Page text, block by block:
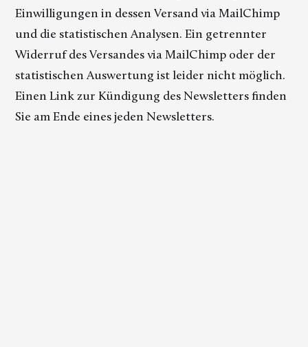
Einwilligungen in dessen Versand via MailChimp
und die statistischen Analysen. Ein getrennter
Widerruf des Versandes via MailChimp oder der
statistischen Auswertung ist leider nicht möglich.
Einen Link zur Kündigung des Newsletters finden
Sie am Ende eines jeden Newsletters.